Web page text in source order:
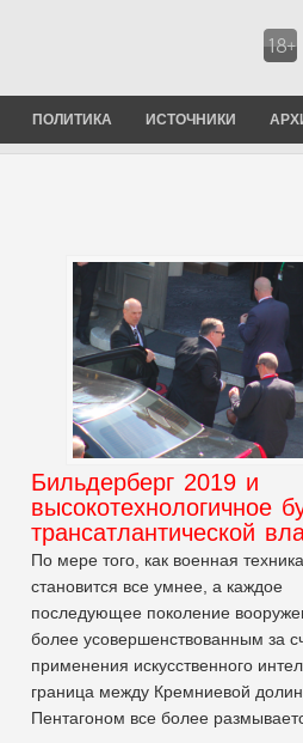
ПОЛИТИКА ИСТОЧНИКИ
Бильдерберг 2019 и
высокотехнологичное
трансатлантической
По мере того, как военная техника
становится все умнее, а каждое
последующее поколение
более усовершенствованным за
применения искусственного
граница между Кремниевой
Пентагоном все более